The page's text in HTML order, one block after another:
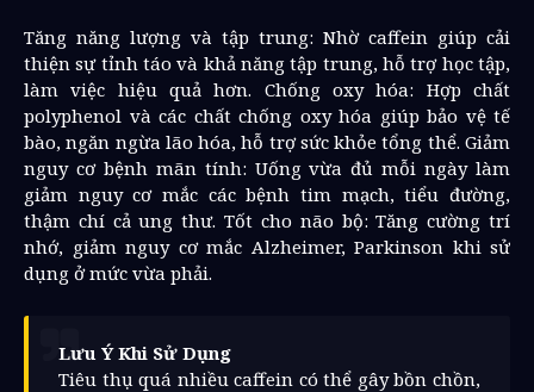
Tăng năng lượng và tập trung: Nhờ caffein giúp cải
thiện sự tỉnh táo và khả năng tập trung, hỗ trợ học tập,
làm việc hiệu quả hơn. Chống oxy hóa: Hợp chất
polyphenol và các chất chống oxy hóa giúp bảo vệ tế
bào, ngăn ngừa lão hóa, hỗ trợ sức khỏe tổng thể. Giảm
nguy cơ bệnh mãn tính: Uống vừa đủ mỗi ngày làm
giảm nguy cơ mắc các bệnh tim mạch, tiểu đường,
thậm chí cả ung thư. Tốt cho não bộ: Tăng cường trí
nhớ, giảm nguy cơ mắc Alzheimer, Parkinson khi sử
dụng ở mức vừa phải.
Lưu Ý Khi Sử Dụng
Tiêu thụ quá nhiều caffein có thể gây bồn chồn,